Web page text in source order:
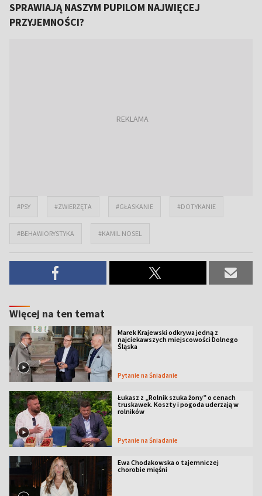
SPRAWIAJĄ NASZYM PUPILOM NAJWIĘCEJ
PRZYJEMNOŚCI?
#PSY #ZWIERZĘTA #GŁASKANIE #DOTYKANIE
#BEHAWIORYSTYKA #KAMIL NOSEL
Więcej na ten temat
Marek Krajewski odkrywa jedną z
najciekawszych miejscowości Dolnego
Śląska
Pytanie na Śniadanie
Łukasz z „Rolnik szuka żony” o cenach
truskawek. Koszty i pogoda uderzają w
rolników
Pytanie na Śniadanie
Ewa Chodakowska o tajemniczej
chorobie mięśni